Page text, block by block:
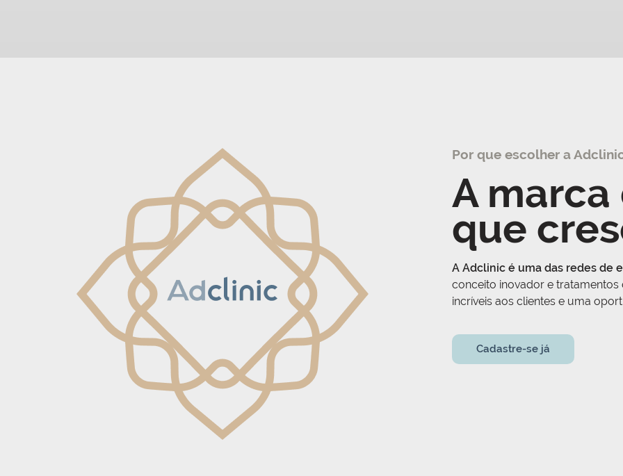
Por que escolher a
A
que
A Adclinic é uma das redes de
conceito inovador e
incríveis aos clientes e uma
Cadastre-se já